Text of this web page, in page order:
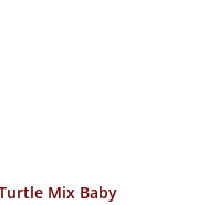
Mix Baby